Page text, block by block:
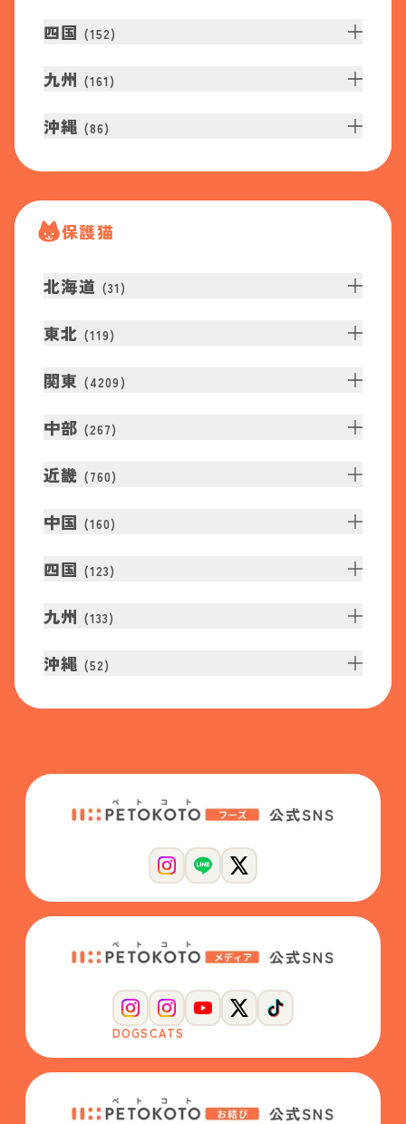
四国 (152)
九州 (161 )
沖縄 (86)
保護猫
北海道 (31 )
東北 (119)
関東 (4209 )
中部 (267)
近畿 (760)
中国 (160)
四国 (123)
九州 (133)
沖縄 (52)
DOGSCATS